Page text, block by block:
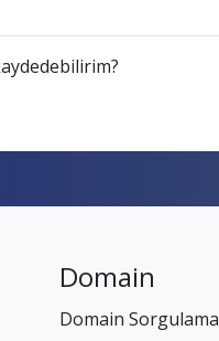
Domain
Domain Sorgulama